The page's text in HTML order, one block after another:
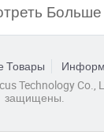
Больше
Товары
Technology Co.,
защищены.